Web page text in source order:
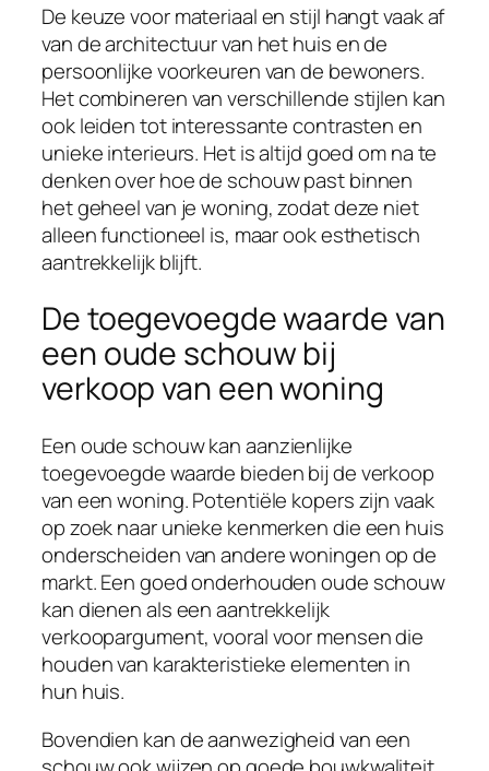
De keuze voor materiaal en stijl hangt vaak af
van de architectuur van het huis en de
persoonlijke voorkeuren van de bewoners.
Het combineren van verschillende stijlen kan
ook leiden tot interessante contrasten en
unieke interieurs. Het is altijd goed om na te
denken over hoe de schouw past binnen
het geheel van je woning, zodat deze niet
alleen functioneel is, maar ook esthetisch
aantrekkelijk blijft.
De toegevoegde waarde van
een oude schouw bij
verkoop van een woning
Een oude schouw kan aanzienlijke
toegevoegde waarde bieden bij de verkoop
van een woning. Potentiële kopers zijn vaak
op zoek naar unieke kenmerken die een huis
onderscheiden van andere woningen op de
markt. Een goed onderhouden oude schouw
kan dienen als een aantrekkelijk
verkoopargument, vooral voor mensen die
houden van karakteristieke elementen in
hun huis.
Bovendien kan de aanwezigheid van een